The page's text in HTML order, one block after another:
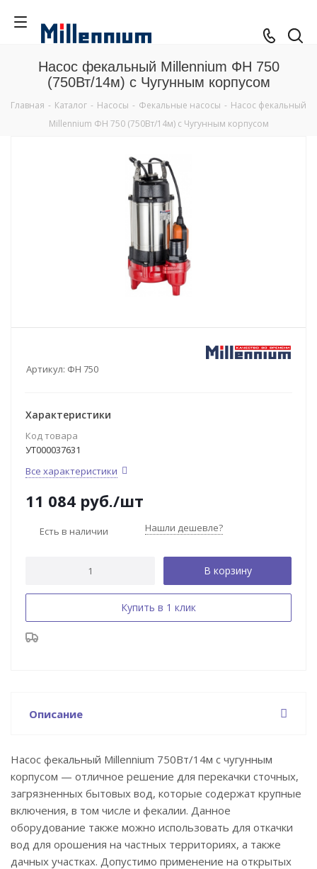
Насос фекальный Millennium ФН 750
(750Вт/14м) с Чугунным корпусом
Главная - Каталог - Насосы - Фекальные насосы - Насос фекальный
Millennium ФН 750 (750Вт/14м) с Чугунным корпусом
Артикул: ФН 750
Характеристики
Код товара
УТ000037631
Все характеристики
11 084 руб./шт
Есть в наличии Нашли дешевле?
В корзину
Купить в 1 клик
Описание
Насос фекальный Millennium 750Вт/14м с чугунным
корпусом — отличное решение для перекачки сточных,
загрязненных бытовых вод, которые содержат крупные
включения, в том числе и фекалии. Данное
оборудование также можно использовать для откачки
вод для орошения на частных территориях, а также
дачных участках. Допустимо применение на открытых